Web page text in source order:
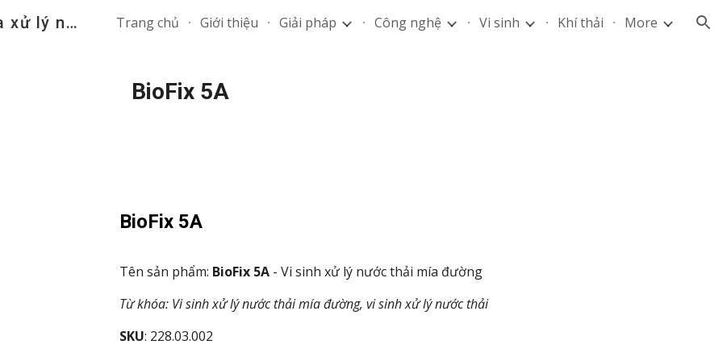
to main content Skip to navigation
nuocthai.vn - Chuyên gia xử lý nước thải Trang chủ Giới thiệu Giải pháp Công nghệ Vi sinh Khí thải More
BioFix 5A
BioFix 5A
Tên sản phẩm: BioFix 5A - Vi sinh xử lý nước thải mía đường
Từ khóa: Vi sinh xử lý nước thải mía đường, vi sinh xử lý nước thải
SKU: 228.03.002